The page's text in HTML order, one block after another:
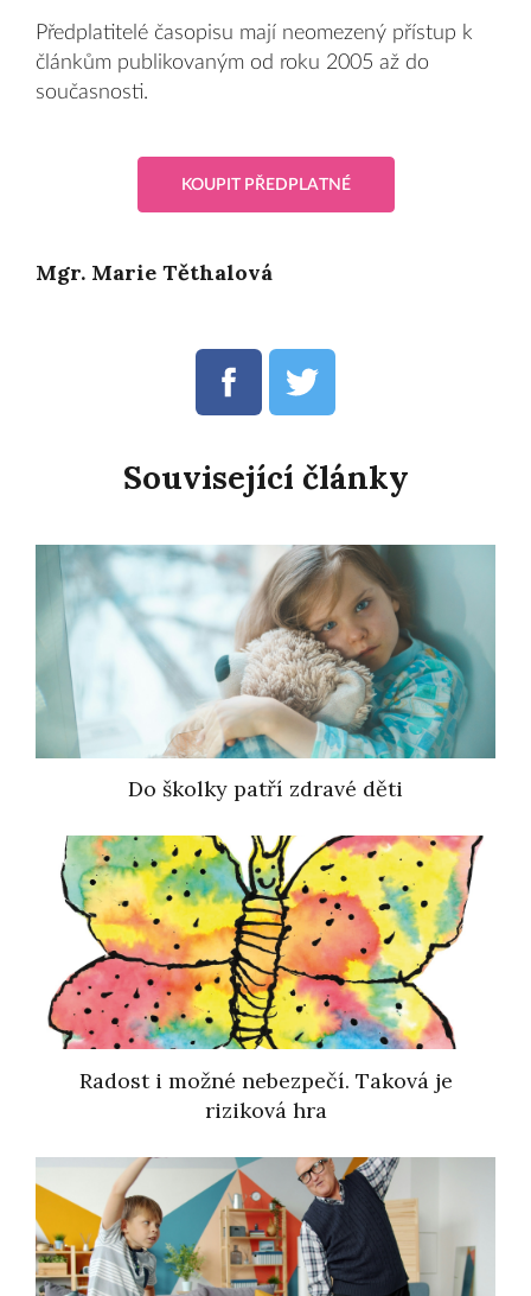
Předplatitelé časopisu mají neomezený přístup k
článkům publikovaným od roku 2005 až do
současnosti.
KOUPIT PŘEDPLATNÉ
Mgr. Marie Těthalová
Související články
Do školky patří zdravé děti
Radost i možné nebezpečí. Taková je
riziková hra